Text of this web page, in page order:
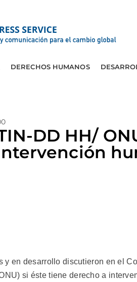
DERECHOS HUMANOS
DD HH/
y en desarrollo discutieron en el
si éste tiene derecho a